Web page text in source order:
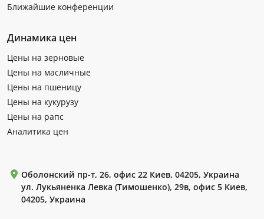
Ближайшие конференции
Динамика цен
Цены на зерновые
Цены на масличные
Цены на пшеницу
Цены на кукурузу
Цены на рапс
Аналитика цен
Оболонский пр-т, 26, офис 22 Киев, 04205, Украина
ул. Лукьяненка Левка (Тимошенко), 29в, офис 5 Киев,
04205, Украина